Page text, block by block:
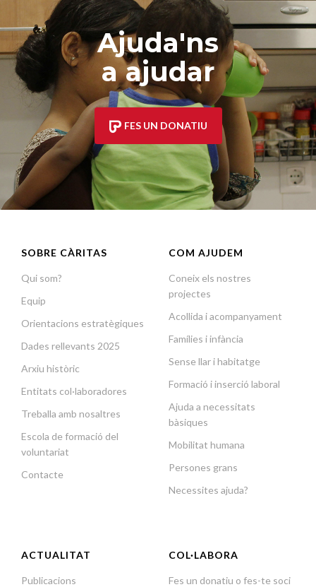
Ajuda'ns
a ajudar
FES UN DONATIU
SOBRE CÀRITAS
Qui som?
Equip
Orientacions estratègiques
Dades rellevants 2025
Arxiu històric
Entitats col·laboradores
Treballa amb nosaltres
Escola de formació del
voluntariat
Contacte
COM AJUDEM
Coneix els nostres
projectes
Acollida i acompanyament
Famílies i infància
Sense llar i habitatge
Formació i inserció laboral
Ajuda a necessitats
bàsiques
Mobilitat humana
Persones grans
Necessites ajuda?
ACTUALITAT
Publicacions
COL·LABORA
Fes un donatiu o fes-te soci